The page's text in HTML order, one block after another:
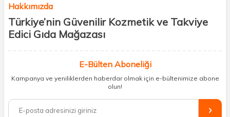
Hakkımızda
Türkiye’nin Güvenilir Kozmetik ve Takviye
Edici Gıda Mağazası
kişisel bakım hem de takviye edici gıda ürünlerini sizlerle
buluşturuyoruz. Artık mağaza mağaza dolaşmanıza gerek yok;
ihtiyacınız olan her şeyi tek bir çatı altında topluyor ve kapınıza kadar
%100 orijinal kozmetik ve sağlık ürünleriyle güzelliğinizi tamamlayabilir,
E-Bülten Aboneliği
Kampanya ve yeniliklerden haberdar olmak için e-bültenimize abone
olun!